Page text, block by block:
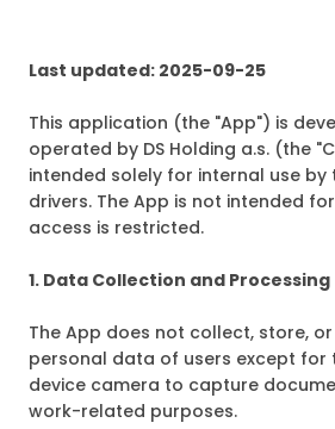
Last updated: 2025-09-25
This application (the "App") is
operated by DS Holding a.s. (the
intended solely for internal use by
drivers. The App is not intended
access is restricted.
1. Data Collection and Processing
The App does not collect, store,
personal data of users except for
device camera to capture
work-related purposes.